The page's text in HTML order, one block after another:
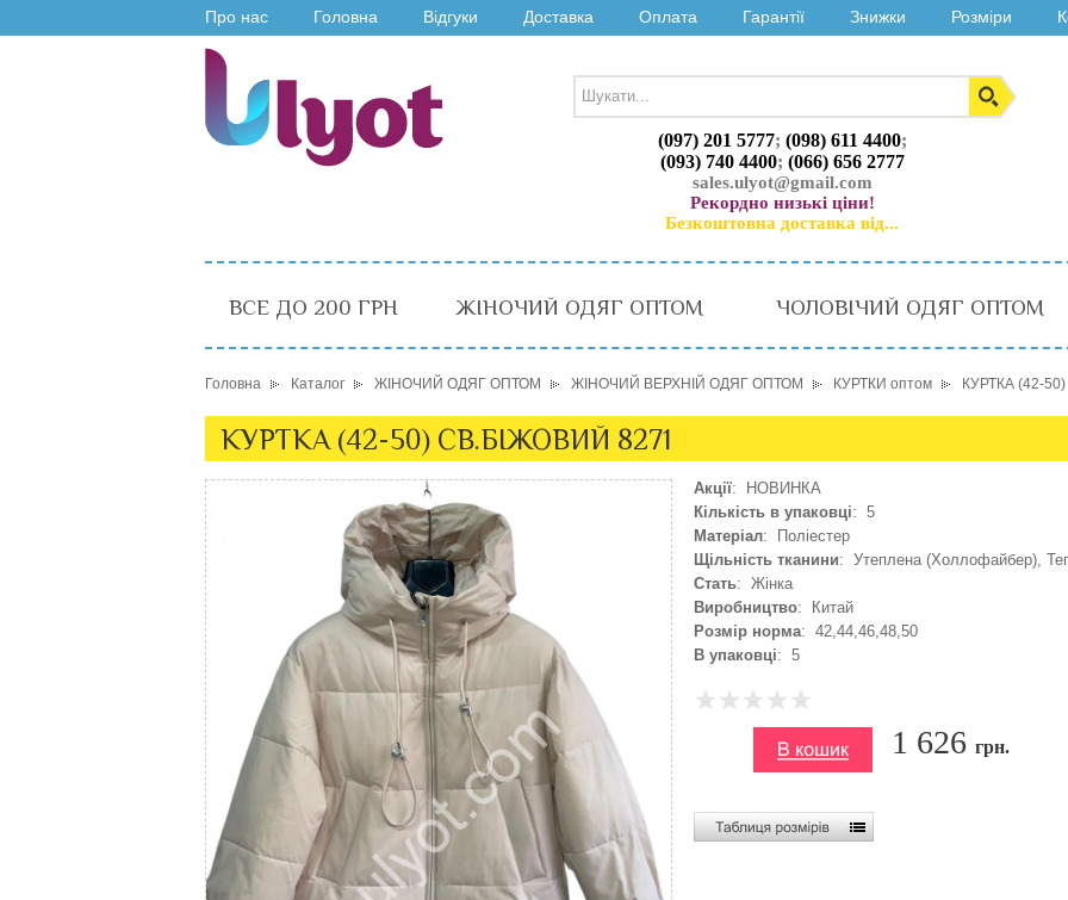
Про нас Головна Відгуки Доставка Оплата Гарантії Знижки Розміри
(097) 201 5777; (098) 611 4400;
(093) 740 4400; (066) 656 2777
sales.ulyot@gmail.com
Рекордно низькі ціни!
Безкоштовна доставка від...
ВСЕ ДО 200 ГРН ЖІНОЧИЙ ОДЯГ ОПТОМ ЧОЛОВІЧИЙ ОДЯГ ОПТОМ
Головна Каталог ЖІНОЧИЙ ОДЯГ ОПТОМ ЖІНОЧИЙ ВЕРХНІЙ ОДЯГ ОПТОМ КУРТКИ оптом КУРТКА (42-
КУРТКА (42-50) СВ.БІЖОВИЙ 8271
Акції: НОВИНКА
Кількість в упаковці: 5
Матеріал: Поліестер
Щільність тканини: Утеплена (Холлофайбер),
Стать: Жінка
Виробництво: Китай
Розмір норма: 42,44,46,48,50
В упаковці: 5
1 626 грн.